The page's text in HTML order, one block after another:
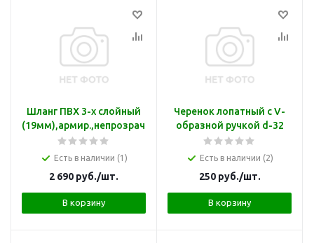
Шланг ПВХ 3-х слойный
(19мм),армир.,непрозрачный,50м
Есть в наличии (1)
2 690 руб./шт.
В корзину
Черенок лопатный с V-
образной ручкой d-32
Есть в наличии (2)
250руб./шт.
В корзину